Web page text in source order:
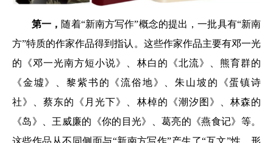
第一， 随着“新南方写作”概念的提出，一批具有“新南
方”特质的作家作品得到指认。这些作家作品主要有邓一光
的《邓一光南方短小说》、林白的《北流》、熊育群的
《金墟》、黎紫书的《流俗地》、朱山坡的《蛋镇诗
社》、蔡东的《月光下》、林棹的《潮汐图》、林森的
《岛》、王威廉的《你的目光》、葛亮的《燕食记》等。
这些作品从不同侧面与“新南方写作”产生了“互文”性，形